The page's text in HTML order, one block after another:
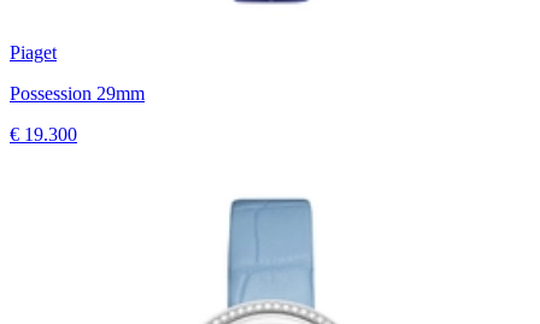
Piaget
Possession 29mm
€ 19.300